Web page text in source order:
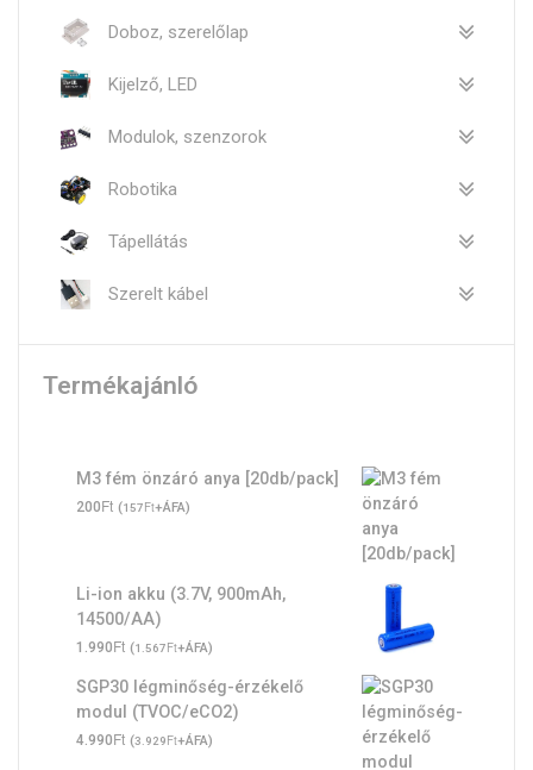
Doboz, szerelőlap
Kijelző, LED
Modulok, szenzorok
Robotika
Tápellátás
Szerelt kábel
Termékajánló
M3 fém önzáró anya [20db/pack]
200Ft (157Ft+ÁFA)
Li-ion akku (3.7V, 900mAh,
14500/AA)
1.990Ft (1.567Ft+ÁFA)
SGP30 légminőség-érzékelő
modul (TVOC/eCO2)
4.990Ft (3.929Ft+ÁFA)